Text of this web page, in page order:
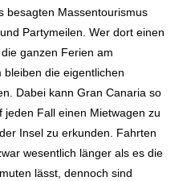
besagten Massentourismus
Partymeilen. Wer dort einen
ganzen Ferien am
die eigentlichen
Dabei kann Gran Canaria so
jeden Fall einen Mietwagen zu
Insel zu erkunden. Fahrten
wesentlich länger als es die
lässt, dennoch sind